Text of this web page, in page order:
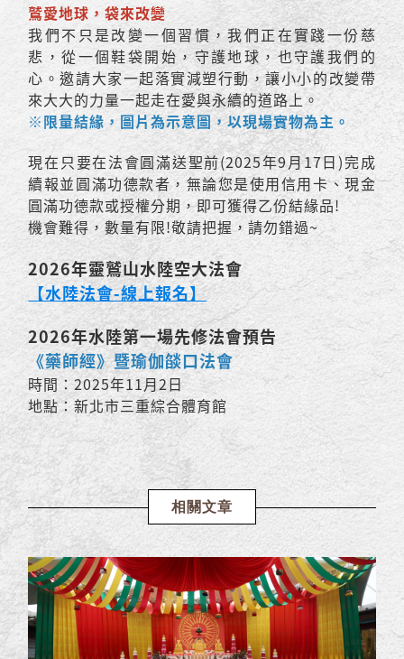
鷲愛地球，袋來改變
我們不只是改變一個習慣，我們正在實踐一份慈
悲，從一個鞋袋開始，守護地球，也守護我們的
心。邀請大家一起落實減塑行動，讓小小的改變帶
來大大的力量一起走在愛與永續的道路上。
※限量結緣，圖片為示意圖，以現場實物為主。
現在只要在法會圓滿送聖前(2025年9月17日)完成
續報並圓滿功德款者，無論您是使用信用卡、現金
圓滿功德款或授權分期，即可獲得乙份結緣品!
機會難得，數量有限!敬請把握，請勿錯過~
2026年靈鷲山水陸空大法會
【水陸法會-線上報名】
2026年水陸第一場先修法會預告
《藥師經》暨瑜伽燄口法會
時間：2025年11月2日
地點：新北市三重綜合體育館
相關文章